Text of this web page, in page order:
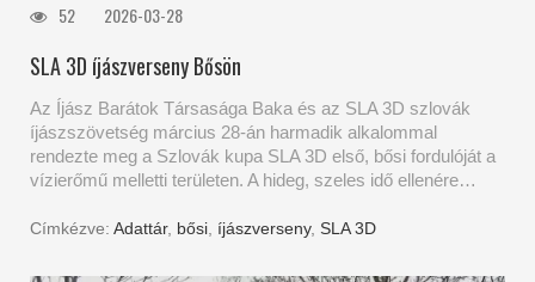
52 2026-03-28
SLA 3D íjászverseny Bősön
Az Íjász Barátok Társasága Baka és az SLA 3D szlovák
íjászszövetség március 28-án harmadik alkalommal
rendezte meg a Szlovák kupa SLA 3D első, bősi fordulóját a
vízierőmű melletti területen. A hideg, szeles idő ellenére…
Címkézve: Adattár, bősi, íjászverseny, SLA 3D